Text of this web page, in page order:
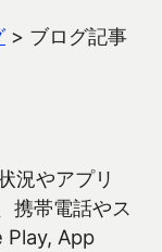
> ブログ記事
況やアプリ
携帯電話やス
Play, App